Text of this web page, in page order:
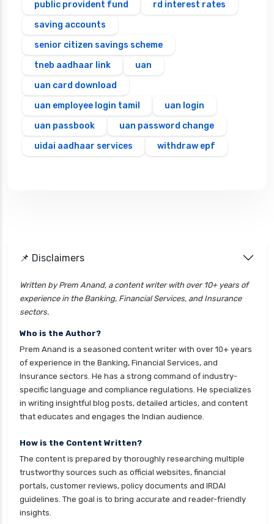
public provident fund
rd interest rates
saving accounts
senior citizen savings scheme
tneb aadhaar link
uan
uan card download
uan employee login tamil
uan login
uan passbook
uan password change
uidai aadhaar services
withdraw epf
📌 Disclaimers
Written by Prem Anand, a content writer with over 10+ years of
experience in the Banking, Financial Services, and Insurance
sectors.
Who is the Author?
Prem Anand is a seasoned content writer with over 10+ years
of experience in the Banking, Financial Services, and
Insurance sectors. He has a strong command of industry-
specific language and compliance regulations. He specializes
in writing insightful blog posts, detailed articles, and content
that educates and engages the Indian audience.
How is the Content Written?
The content is prepared by thoroughly researching multiple
trustworthy sources such as official websites, financial
portals, customer reviews, policy documents and IRDAI
guidelines. The goal is to bring accurate and reader-friendly
insights.